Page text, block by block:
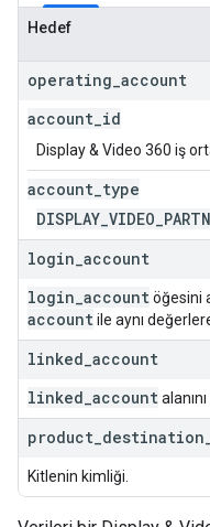
Hedef
operating account
account id
Display & Video 360 iş
account type
DISPLAY VIDEO
login account
login accountöğesini
accountile aynı
linked account
linked account
product destination
Kitlenin kimliği.